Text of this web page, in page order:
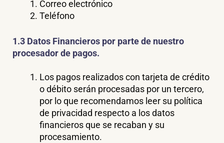
Correo electrónico
Teléfono
1.3 Datos Financieros por parte de nuestro
procesador de pagos.
Los pagos realizados con tarjeta de crédito
o débito serán procesadas por un tercero,
por lo que recomendamos leer su política
de privacidad respecto a los datos
financieros que se recaban y su
procesamiento.